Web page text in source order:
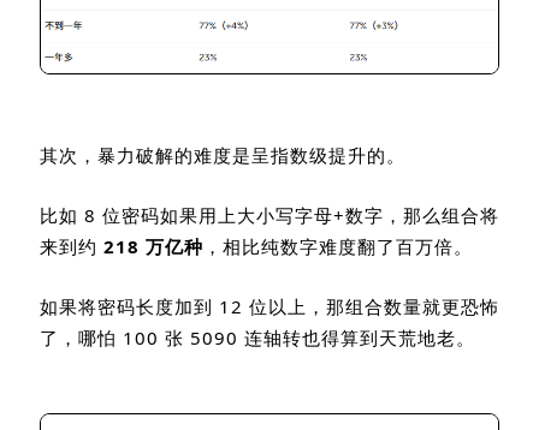
其次，暴力破解的难度是呈指数级提升的。
比如 8 位密码如果用上大小写字母+数字，那么组合将
来到约 218 万亿种 ，相比纯数字难度翻了百万倍。
如果将密码长度加到 12 位以上，那组合数量就更恐怖
了，哪怕 100 张 5090 连轴转也得算到天荒地老。